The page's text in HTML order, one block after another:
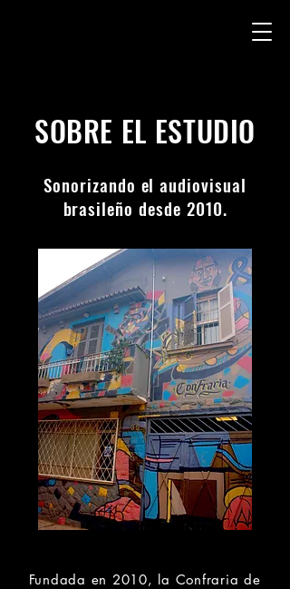
SOBRE EL ESTUDIO
Sonorizando el audiovisual
brasileño desde 2010.
Fundada en 2010, la Confraria de